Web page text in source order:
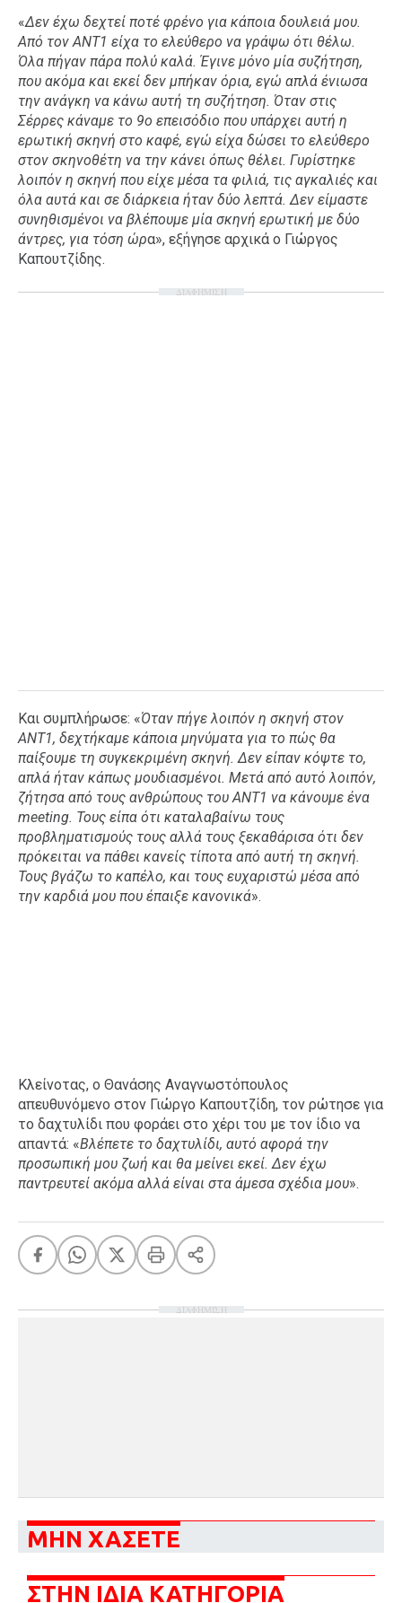
Ταξίδια
Style
Σπίτι
Family
Σχέσεις
AGENDA
Agenda
Επιλογές
Εισιτήρια
«Δεν έχω δεχτεί ποτέ φρένο για κάποια δουλειά μου.
Από τον ΑΝΤ1 είχα το ελεύθερο να γράψω ότι θέλω.
Όλα πήγαν πάρα πολύ καλά. Έγινε μόνο μία συζήτηση,
που ακόμα και εκεί δεν μπήκαν όρια, εγώ απλά ένιωσα
την ανάγκη να κάνω αυτή τη συζήτηση. Όταν στις
Σέρρες κάναμε το 9ο επεισόδιο που υπάρχει αυτή η
ερωτική σκηνή στο καφέ, εγώ είχα δώσει το ελεύθερο
στον σκηνοθέτη να την κάνει όπως θέλει. Γυρίστηκε
λοιπόν η σκηνή που είχε μέσα τα φιλιά, τις αγκαλιές και
όλα αυτά και σε διάρκεια ήταν δύο λεπτά. Δεν είμαστε
συνηθισμένοι να βλέπουμε μία σκηνή ερωτική με δύο
άντρες, για τόση ώρα», εξήγησε αρχικά ο Γιώργος
Καπουτζίδης.
ΔΙΑΦΗΜΙΣΗ
Και συμπλήρωσε: «Όταν πήγε λοιπόν η σκηνή στον
ΑΝΤ1, δεχτήκαμε κάποια μηνύματα για το πώς θα
παίξουμε τη συγκεκριμένη σκηνή. Δεν είπαν κόψτε το,
απλά ήταν κάπως μουδιασμένοι. Μετά από αυτό λοιπόν,
ζήτησα από τους ανθρώπους του ΑΝΤ1 να κάνουμε ένα
meeting. Τους είπα ότι καταλαβαίνω τους
προβληματισμούς τους αλλά τους ξεκαθάρισα ότι δεν
πρόκειται να πάθει κανείς τίποτα από αυτή τη σκηνή.
Τους βγάζω το καπέλο, και τους ευχαριστώ μέσα από
την καρδιά μου που έπαιξε κανονικά».
Κλείνοτας, ο Θανάσης Αναγνωστόπουλος
απευθυνόμενο στον Γιώργο Καπουτζίδη, τον ρώτησε για
το δαχτυλίδι που φοράει στο χέρι του με τον ίδιο να
απαντά: «Βλέπετε το δαχτυλίδι, αυτό αφορά την
προσωπική μου ζωή και θα μείνει εκεί. Δεν έχω
παντρευτεί ακόμα αλλά είναι στα άμεσα σχέδια μου».
ΔΙΑΦΗΜΙΣΗ
ΜΗΝ ΧΑΣΕΤΕ
ΣΤΗΝ ΙΔΙΑ ΚΑΤΗΓΟΡΙΑ